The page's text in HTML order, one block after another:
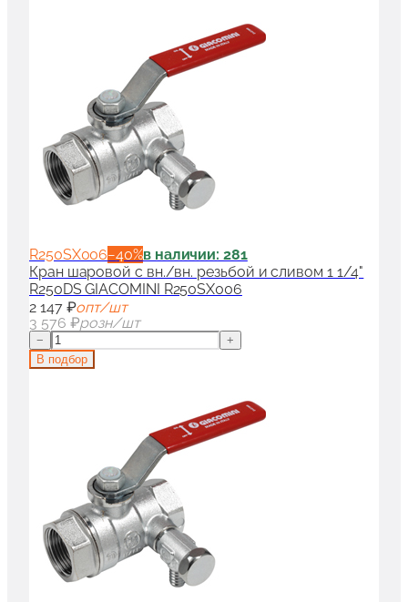
R250SX006−40%в наличии: 281
Кран шаровой с вн./вн. резьбой и сливом 1 1/4"
R250DS GIACOMINI R250SX006
2 147 ₽опт/шт
3 576 ₽розн/шт
−
+
В подбор